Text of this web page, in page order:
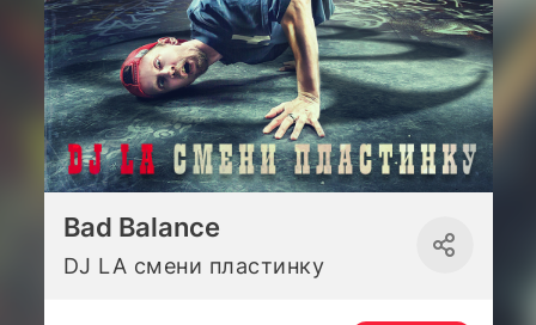
Bad Balance
DJ LA смени пластинку